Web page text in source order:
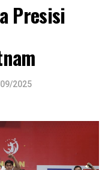
Presisi
2025